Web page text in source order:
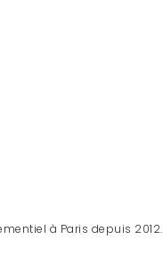
à Paris depuis 2012.